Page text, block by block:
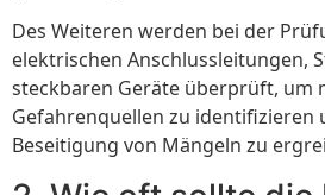
Des Weiteren werden bei der
elektrischen Anschlussleitungen,
steckbaren Geräte überprüft, um
Gefahrenquellen zu identifizieren
Beseitigung von Mängeln zu